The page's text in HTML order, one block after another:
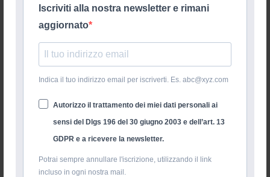
Iscriviti alla nostra newsletter e rimani
aggiornato
Indica il tuo indirizzo email per iscriverti. Es. abc@xyz.com
Autorizzo il trattamento dei miei dati personali ai
sensi del Dlgs 196 del 30 giugno 2003 e dell’art. 13
GDPR e a ricevere la newsletter.
Potrai sempre annullare l'iscrizione, utilizzando il link
incluso in ogni nostra mail.